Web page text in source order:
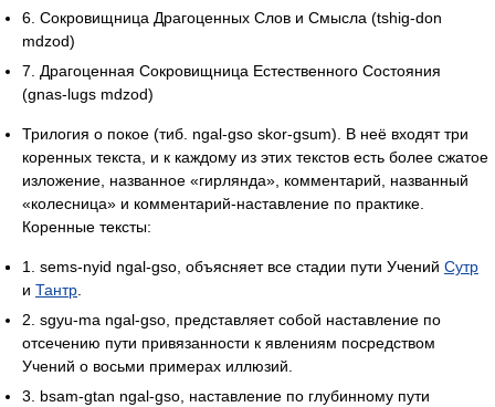
6. Сокровищница Драгоценных Слов и Смысла (tshig-don
mdzod)
7. Драгоценная Сокровищница Естественного Состояния
(gnas-lugs mdzod)
Трилогия о покое (тиб. ngal-gso skor-gsum). В неё входят три
коренных текста, и к каждому из этих текстов есть более сжатое
изложение, названное «гирлянда», комментарий, названный
«колесница» и комментарий-наставление по практике.
Коренные тексты:
1. sems-nyid ngal-gso, объясняет все стадии пути Учений Сутр
и Тантр.
2. sgyu-ma ngal-gso, представляет собой наставление по
отсечению пути привязанности к явлениям посредством
Учений о восьми примерах иллюзий.
3. bsam-gtan ngal-gso, наставление по глубинному пути